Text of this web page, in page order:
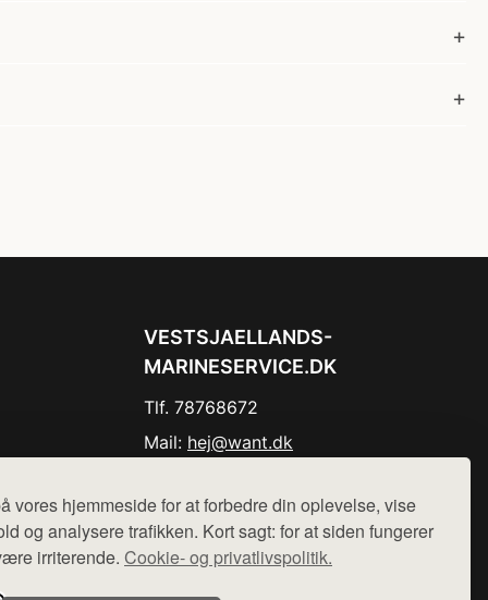
vores hjemmeside for at forbedre din oplevelse, vise
og analysere trafikken. Kort sagt: for at siden fungerer
irriterende. Cookie- og privatlivspolitik.
VESTSJAELLANDS-
MARINESERVICE.DK
Tlf. 78768672
Mail: hej@want.dk
sælges ikke varer fra denne side - vi henviser til de shops,